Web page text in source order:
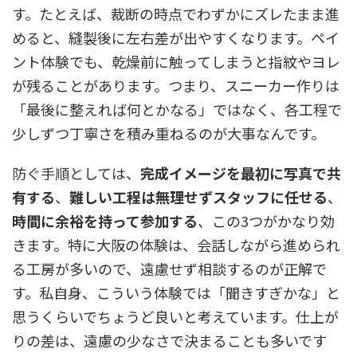
す。たとえば、裁断の時点でわずかにズレたまま進
めると、縫製後に左右差が出やすくなります。ペイ
ント体験でも、乾燥前に触ってしまうと指紋やヨレ
が残ることがあります。つまり、スニーカー作りは
「最後に整えれば何とかなる」ではなく、各工程で
少しずつ丁寧さを積み重ねるのが大事なんです。
防ぐ手順としては、 完成イメージを最初に写真で共
有する、 難しい工程は無理せずスタッフに任せる、
時間に余裕を持って参加する、この3つがかなり効
きます。特に大阪の体験は、会話しながら進められ
る工房が多いので、遠慮せず相談するのが正解で
す。私自身、こういう体験では「聞きすぎかな」と
思うくらいでちょうど良いと考えています。仕上が
りの差は、遠慮の少なさで決まることも多いです